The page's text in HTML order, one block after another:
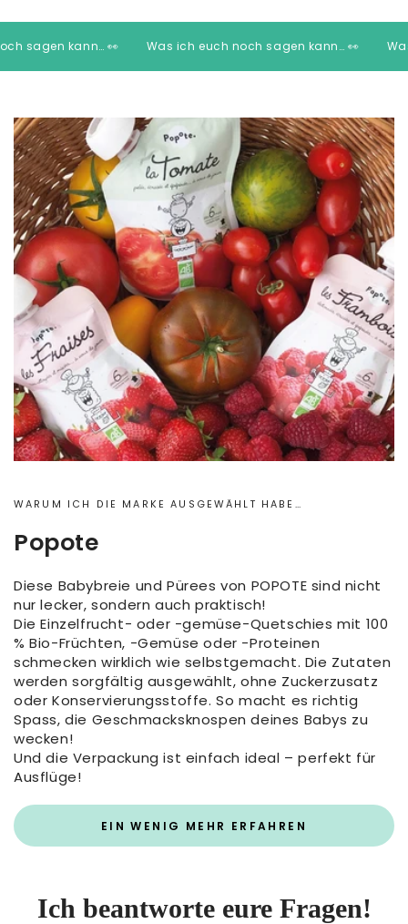
noch sagen kann… 👀 Was ich euch noch sagen kann… 👀
WARUM ICH DIE MARKE AUSGEWÄHLT HABE…
Popote
Diese Babybreie und Pürees von POPOTE sind nicht
nur lecker, sondern auch praktisch!
Die Einzelfrucht- oder -gemüse-Quetschies mit 100
% Bio-Früchten, -Gemüse oder -Proteinen
schmecken wirklich wie selbstgemacht. Die Zutaten
werden sorgfältig ausgewählt, ohne Zuckerzusatz
oder Konservierungsstoffe. So macht es richtig
Spass, die Geschmacksknospen deines Babys zu
wecken!
Und die Verpackung ist einfach ideal – perfekt für
Ausflüge!
EIN WENIG MEHR ERFAHREN
Ich beantworte eure Fragen!